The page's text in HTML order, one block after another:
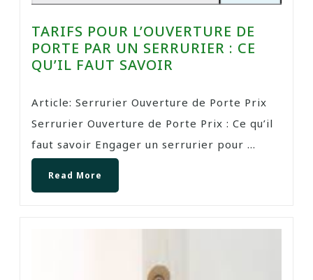
TARIFS POUR L’OUVERTURE DE
PORTE PAR UN SERRURIER : CE
QU’IL FAUT SAVOIR
Article: Serrurier Ouverture de Porte Prix
Serrurier Ouverture de Porte Prix : Ce qu’il
faut savoir Engager un serrurier pour ...
Read More